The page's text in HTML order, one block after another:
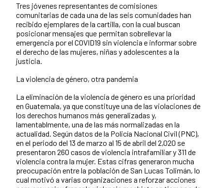
Tres jóvenes representantes de comisiones
comunitarias de cada una de las seis comunidades han
recibido ejemplares de la cartilla, con la cual buscan
posicionar mensajes que permitan sobrellevar la
emergencia por el COVID19 sin violencia e informar sobre
el derecho de las mujeres, niñas y adolescentes a la
justicia.
La violencia de género, otra pandemia
La eliminación de la violencia de género es una prioridad
en Guatemala, ya que constituye una de las violaciones de
los derechos humanos más generalizadas y,
lamentablmente, una de las más normalizadas en la
actualidad. Según datos de la Policía Nacional Civil (PNC),
en el periodo del 13 de marzo al 15 de abril del 2,020 se
presentaron 260 casos de violencia intrafamiliar y 311 de
violencia contra la mujer. Estas cifras generaron mucha
preocupación entre la población de San Lucas Tolimán, lo
cual motivó a varias organizaciones a reforzar acciones